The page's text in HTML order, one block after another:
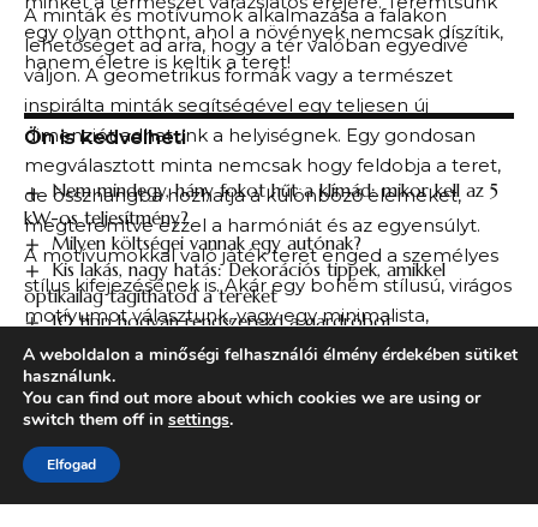
egy olyan otthont, ahol a növények nemcsak díszítik,
hanem életre is keltik a teret!
Ön is kedvelheti
Nem mindegy, hány fokot hűt a klímád: mikor kell az 5
kW-os teljesítmény?
Milyen költségei vannak egy autónak?
Kis lakás, nagy hatás: Dekorációs tippek, amikkel
optikailag tágíthatod a tereket
10 tipp hogyan rendszerezd a gardróbot
Rebarbara hatása: Hogyan támogatja a szervezeted és
miért érdemes fogyasztani?
A minták és motívumok alkalmazása a falakon
lehetőséget ad arra, hogy a tér valóban egyedivé
váljon. A geometrikus formák vagy a természet
inspirálta minták segítségével egy teljesen új
dimenziót adhatunk a helyiségnek. Egy gondosan
megválasztott minta nemcsak hogy feldobja a teret,
de összhangba hozhatja a különböző elemeket,
megteremtve ezzel a harmóniát és az egyensúlyt.
A motívumokkal való játék teret enged a személyes
stílus kifejezésének is. Akár egy bohém stílusú, virágos
motívumot választunk, vagy egy minimalista,
monokróm mintát részesítünk előnyben, a lényeg,
hogy a falak tükrözzék egyéniségünket. A különleges
mintázatokkal a falak valóban beszédessé válnak,
mesélnek rólunk, és otthonunk központi elemeivé
válhatnak.
DIY inspiráció: Saját kezűleg csodás
A weboldalon a minőségi felhasználói élmény érdekében sütiket
használunk.
You can find out more about which cookies we are using or
switch them off in settings.
Elfogad